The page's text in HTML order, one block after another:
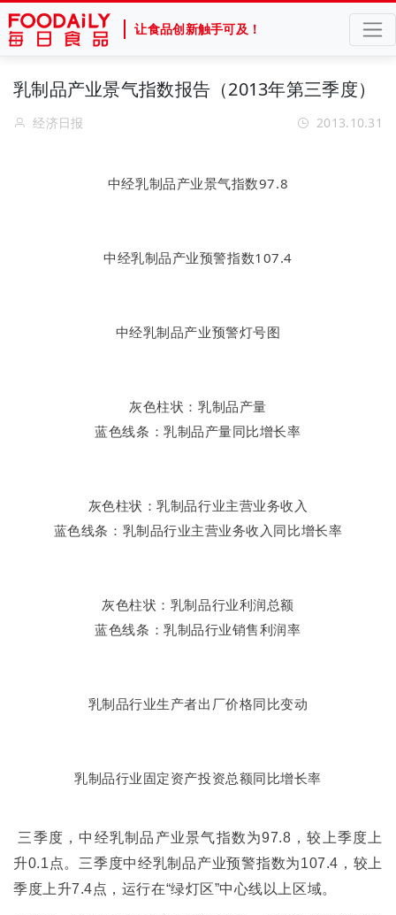
让食品创新触手可及！
乳制品产业景气指数报告（2013年第三季度）
经济日报 2013.10.31
中经乳制品产业景气指数97.8
中经乳制品产业预警指数107.4
中经乳制品产业预警灯号图
灰色柱状：乳制品产量
蓝色线条：乳制品产量同比增长率
灰色柱状：乳制品行业主营业务收入
蓝色线条：乳制品行业主营业务收入同比增长率
灰色柱状：乳制品行业利润总额
蓝色线条：乳制品行业销售利润率
乳制品行业生产者出厂价格同比变动
乳制品行业固定资产投资总额同比增长率
三季度，中经乳制品产业景气指数为97.8 ，较上季度上
升0.1 点。三季度中经乳制品产业预警指数为107.4 ，较上
季度上升7.4点，运行在“绿灯区”中心线以上区域。